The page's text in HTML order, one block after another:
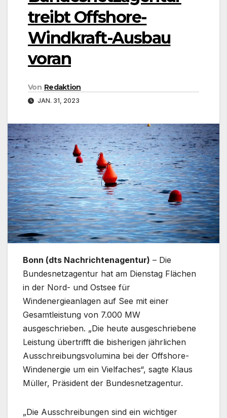
treibt Offshore-
Windkraft-Ausbau
voran
Von Redaktion
JAN. 31, 2023
Bonn (dts Nachrichtenagentur) – Die
Bundesnetzagentur hat am Dienstag Flächen
in der Nord- und Ostsee für
Windenergieanlagen auf See mit einer
Gesamtleistung von 7.000 MW
ausgeschrieben. „Die heute ausgeschriebene
Leistung übertrifft die bisherigen jährlichen
Ausschreibungsvolumina bei der Offshore-
Windenergie um ein Vielfaches“, sagte Klaus
Müller, Präsident der Bundesnetzagentur.
„Die Ausschreibungen sind ein wichtiger